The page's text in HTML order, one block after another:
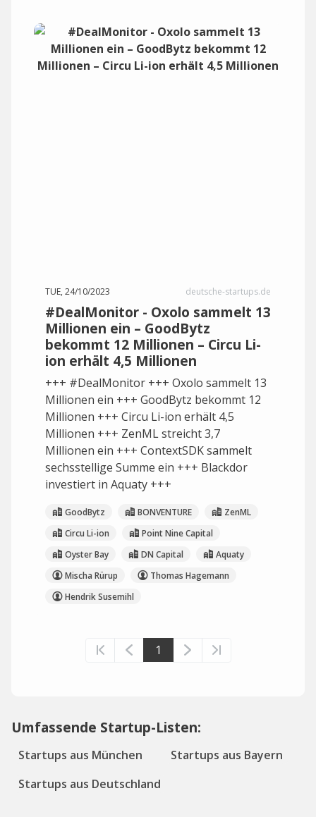
TUE, 24/10/2023 deutsche-startups.de
#DealMonitor - Oxolo sammelt 13
Millionen ein – GoodBytz
bekommt 12 Millionen – Circu Li-
ion erhält 4,5 Millionen
+++ #DealMonitor +++ Oxolo sammelt 13
Millionen ein +++ GoodBytz bekommt 12
Millionen +++ Circu Li-ion erhält 4,5
Millionen +++ ZenML streicht 3,7
Millionen ein +++ ContextSDK sammelt
sechsstellige Summe ein +++ Blackdor
investiert in Aquaty +++
GoodBytz BONVENTURE
ZenML
Circu Li-ion
Point Nine Capital
Oyster Bay
DN Capital
Aquaty
Mischa Rürup
Thomas Hagemann
Hendrik Susemihl
1
Umfassende Startup-Listen:
Startups aus München
Startups aus Bayern
Startups aus Deutschland